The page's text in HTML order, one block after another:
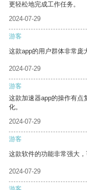
更轻松地完成工作任务。
2024-07-29
游客
这款app的用户群体非常庞
2024-07-29
游客
这款加速器app的操作有点
化。
2024-07-29
游客
这款软件的功能非常强大
2024-07-29